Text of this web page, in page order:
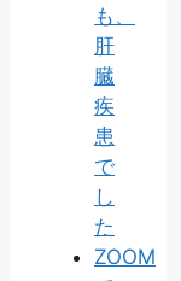
も、
肝
臓
疾
患
で
し
た
ZOOM